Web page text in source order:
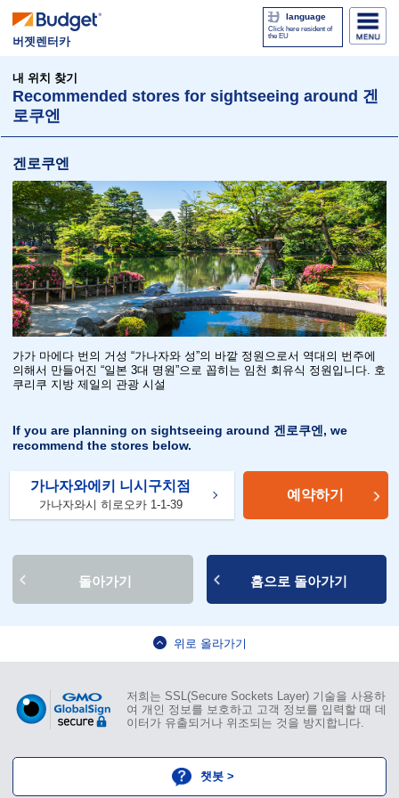
버젯렌터카
language
Click here resident of
the EU
내 위치 찾기
Recommended stores for sightseeing around 겐
로쿠엔
겐로쿠엔
가가 마에다 번의 거성 “가나자와 성”의 바깥 정원으로서 역대의 번주에
의해서 만들어진 “일본 3대 명원”으로 꼽히는 임천 회유식 정원입니다. 호
쿠리쿠 지방 제일의 관광 시설
If you are planning on sightseeing around 겐로쿠엔, we
recommend the stores below.
가나자와에키 니시구치점
가나자와시 히로오카 1-1-39
예약하기
돌아가기 홈으로 돌아가기
위로 올라가기
저희는 SSL(Secure Sockets Layer) 기술을 사용하
여 개인 정보를 보호하고 고객 정보를 입력할 때 데
이터가 유출되거나 위조되는 것을 방지합니다.
챗봇 >